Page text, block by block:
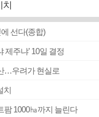
선다(종합)
제주냐’ 10일 결정
…우려가 현실로
치
팜 1000㏊까지 늘린다